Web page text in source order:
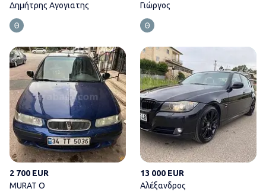
Δημήτρης Αγογιατης
Γιώργος
MURAT O
2 700 EUR
MURAT O
13 000 EUR
Αλέξανδρος